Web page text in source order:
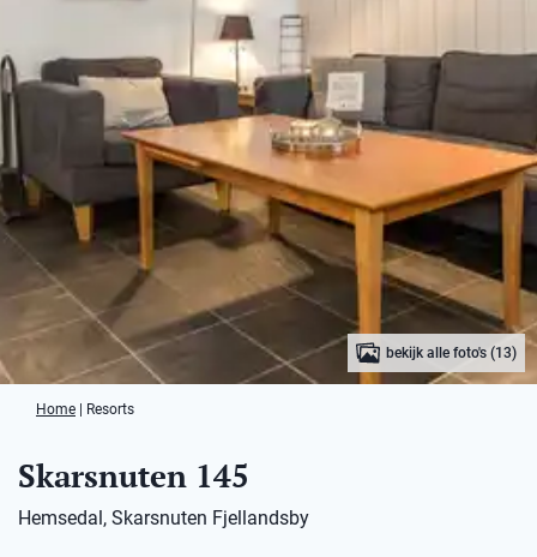
bekijk alle foto's (13)
Home Resorts
Skarsnuten 145
Hemsedal, Skarsnuten Fjellandsby